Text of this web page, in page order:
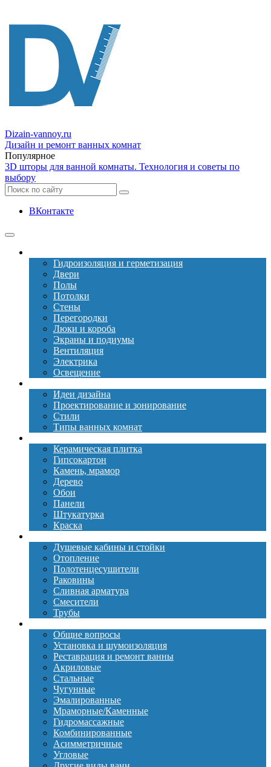
Dizain-vannoy.ru
Дизайн и ремонт ванных комнат
Популярное
3D шторы для ванной комнаты. Технология и советы по
выбору
ВКонтакте
Гидроизоляция и герметизация
Двери
Полы
Потолки
Стены
Перегородки
Люки и короба
Экраны и подиумы
Вентиляция
Электрика
Освещение
Идеи дизайна
Проектирование и зонирование
Стили
Типы ванных комнат
Керамическая плитка
Гипсокартон
Камень, мрамор
Дерево
Обои
Панели
Штукатурка
Краска
Душевые кабины и стойки
Отопление
Полотенцесушители
Раковины
Сливная арматура
Смесители
Трубы
Общие вопросы
Установка и шумоизоляция
Реставрация и ремонт ванны
Акриловые
Стальные
Чугунные
Эмалированные
Мраморные/Каменные
Гидромассажные
Комбинированные
Асимметричные
Угловые